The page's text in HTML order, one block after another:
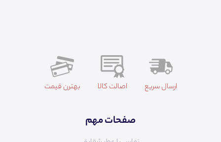
ارسال سریع اصالت کالا بهترن قیمت
صفحات مهم